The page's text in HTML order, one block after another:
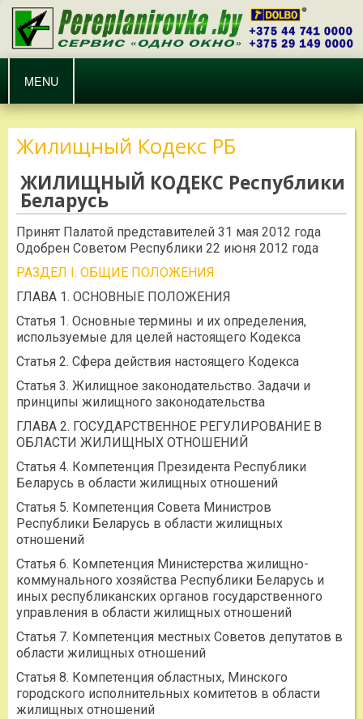
MENU
Жилищный Кодекс РБ
ЖИЛИЩНЫЙ КОДЕКС Республики
Беларусь
Принят Палатой представителей 31 мая 2012 года
Одобрен Советом Республики 22 июня 2012 года
РАЗДЕЛ I. ОБЩИЕ ПОЛОЖЕНИЯ
ГЛАВА 1. ОСНОВНЫЕ ПОЛОЖЕНИЯ
Статья 1. Основные термины и их определения,
используемые для целей настоящего Кодекса
Статья 2. Сфера действия настоящего Кодекса
Статья 3. Жилищное законодательство. Задачи и
принципы жилищного законодательства
ГЛАВА 2. ГОСУДАРСТВЕННОЕ РЕГУЛИРОВАНИЕ В
ОБЛАСТИ ЖИЛИЩНЫХ ОТНОШЕНИЙ
Статья 4. Компетенция Президента Республики
Беларусь в области жилищных отношений
Статья 5. Компетенция Совета Министров
Республики Беларусь в области жилищных
отношений
Статья 6. Компетенция Министерства жилищно-
коммунального хозяйства Республики Беларусь и
иных республиканских органов государственного
управления в области жилищных отношений
Статья 7. Компетенция местных Советов депутатов в
области жилищных отношений
Статья 8. Компетенция областных, Минского
городского исполнительных комитетов в области
жилищных отношений